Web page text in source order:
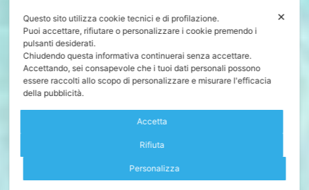
✕
Questo sito utilizza cookie tecnici e di profilazione.
Puoi accettare, rifiutare o personalizzare i cookie premendo i
pulsanti desiderati.
Chiudendo questa informativa continuerai senza accettare.
Accettando, sei consapevole che i tuoi dati personali possono
essere raccolti allo scopo di personalizzare e misurare l'efficacia
della pubblicità.
Accetta
Rifiuta
Personalizza